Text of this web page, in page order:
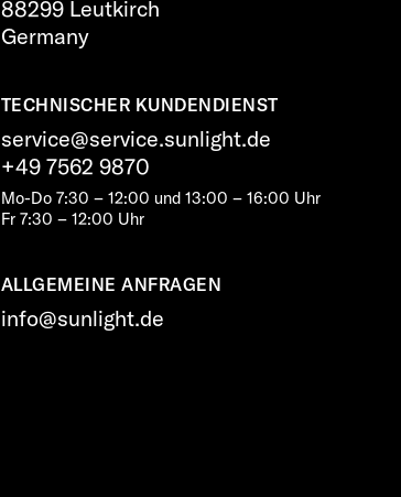
88299 Leutkirch
Germany
TECHNISCHER KUNDENDIENST
service@service.sunlight.de
+49 7562 9870
Mo-Do 7:30 – 12:00 und 13:00 – 16:00 Uhr
Fr 7:30 – 12:00 Uhr
ALLGEMEINE ANFRAGEN
info@sunlight.de